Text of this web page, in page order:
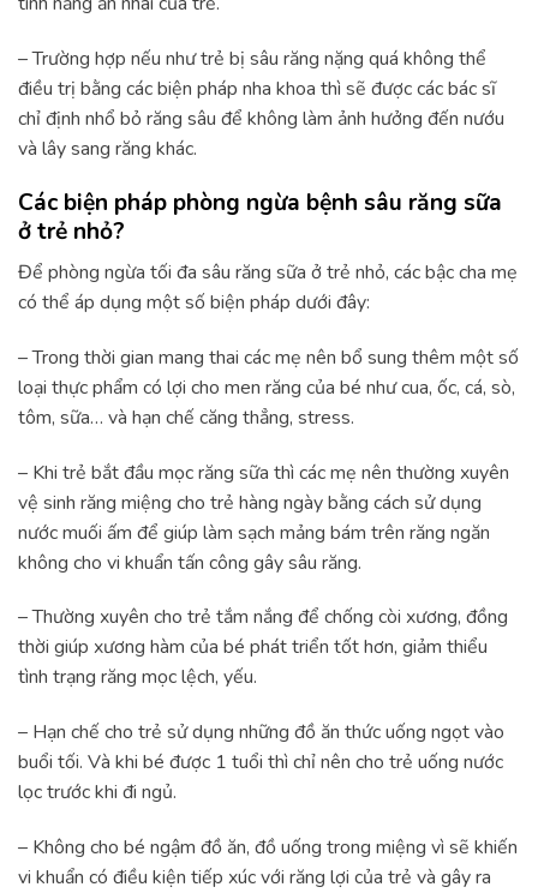
– Trường hợp nếu như trẻ bị sâu răng nặng quá không thể
điều trị bằng các biện pháp nha khoa thì sẽ được các bác sĩ
chỉ định nhổ bỏ răng sâu để không làm ảnh hưởng đến nướu
và lây sang răng khác.
Các biện pháp phòng ngừa bệnh sâu răng sữa
ở trẻ nhỏ?
Để phòng ngừa tối đa sâu răng sữa ở trẻ nhỏ, các bậc cha mẹ
có thể áp dụng một số biện pháp dưới đây:
– Trong thời gian mang thai các mẹ nên bổ sung thêm một số
loại thực phẩm có lợi cho men răng của bé như cua, ốc, cá, sò,
tôm, sữa… và hạn chế căng thẳng, stress.
– Khi trẻ bắt đầu mọc răng sữa thì các mẹ nên thường xuyên
vệ sinh răng miệng cho trẻ hàng ngày bằng cách sử dụng
nước muối ấm để giúp làm sạch mảng bám trên răng ngăn
không cho vi khuẩn tấn công gây sâu răng.
– Thường xuyên cho trẻ tắm nắng để chống còi xương, đồng
thời giúp xương hàm của bé phát triển tốt hơn, giảm thiểu
tình trạng răng mọc lệch, yếu.
– Hạn chế cho trẻ sử dụng những đồ ăn thức uống ngọt vào
buổi tối. Và khi bé được 1 tuổi thì chỉ nên cho trẻ uống nước
lọc trước khi đi ngủ.
– Không cho bé ngậm đồ ăn, đồ uống trong miệng vì sẽ khiến
vi khuẩn có điều kiện tiếp xúc với răng lợi của trẻ và gây ra